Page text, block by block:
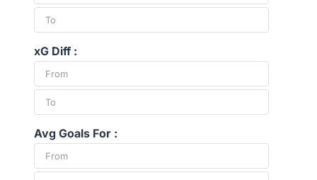
xG Diff :
Avg Goals For :